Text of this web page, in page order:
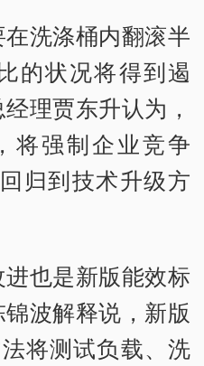
洗涤桶内翻滚半
的状况将得到遏
理贾东升认为，
将强制企业竞争
归到技术升级方
也是新版能效标
波解释说，新版
将测试负载、洗